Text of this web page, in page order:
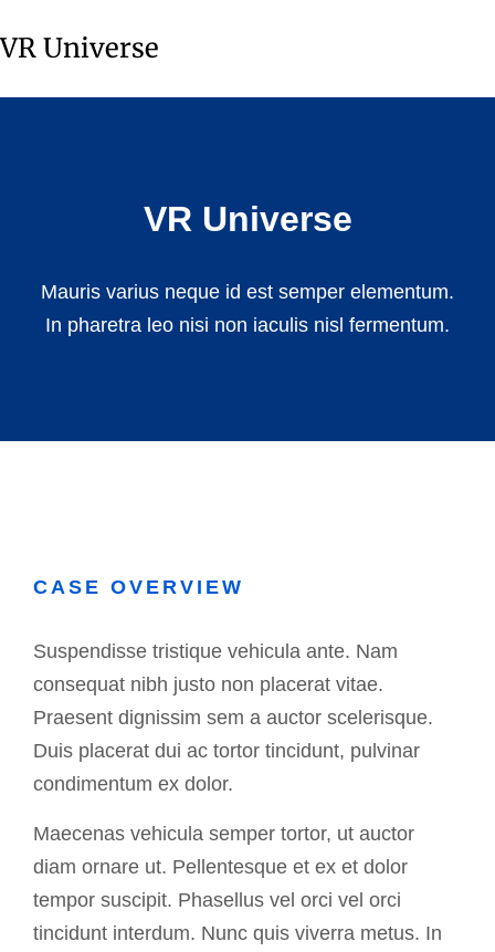
VR Universe
VR Universe
Mauris varius neque id est semper elementum.
In pharetra leo nisi non iaculis nisl fermentum.
CASE OVERVIEW
Suspendisse tristique vehicula ante. Nam
consequat nibh justo non placerat vitae.
Praesent dignissim sem a auctor scelerisque.
Duis placerat dui ac tortor tincidunt, pulvinar
condimentum ex dolor.
Maecenas vehicula semper tortor, ut auctor
diam ornare ut. Pellentesque et ex et dolor
tempor suscipit. Phasellus vel orci vel orci
tincidunt interdum. Nunc quis viverra metus. In